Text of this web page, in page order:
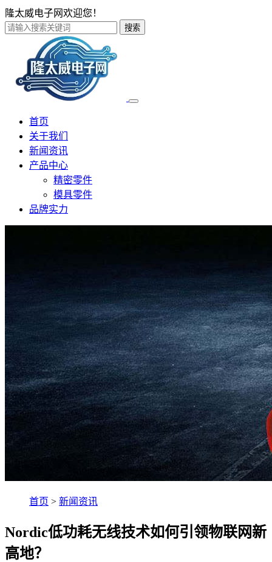
隆太威电子网欢迎您！
搜索
首页
关于我们
新闻资讯
产品中心
精密零件
模具零件
品牌实力
首页 > 新闻资讯
Nordic低功耗无线技术如何引领物联网新
高地？